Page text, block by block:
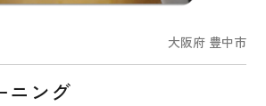
大阪府 豊中市
ニング